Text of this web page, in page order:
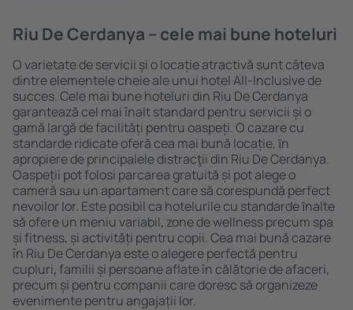
Riu De Cerdanya – cele mai bune hoteluri
O varietate de servicii și o locație atractivă sunt câteva
dintre elementele cheie ale unui hotel All-Inclusive de
succes. Cele mai bune hoteluri din Riu De Cerdanya
garantează cel mai înalt standard pentru servicii și o
gamă largă de facilități pentru oaspeți. O cazare cu
standarde ridicate oferă cea mai bună locație, ȋn
apropiere de principalele distracţii din Riu De Cerdanya.
Oaspeții pot folosi parcarea gratuită și pot alege o
cameră sau un apartament care să corespundă perfect
nevoilor lor. Este posibil ca hotelurile cu standarde ȋnalte
să ofere un meniu variabil, zone de wellness precum spa
și fitness, și activități pentru copii. Cea mai bună cazare
în Riu De Cerdanya este o alegere perfectă pentru
cupluri, familii și persoane aflate în călătorie de afaceri,
precum și pentru companii care doresc să organizeze
evenimente pentru angajații lor.